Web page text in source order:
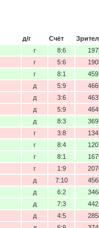
д/г Счёт
г 8:6
г 5:6
г 8:1
д 5:9
д 3:6
д 5:9
д 8:3
г 3:8
г 8:4
г 8:1
г 1:9
д 7:10
д 6:2
д 7:3
д 4:5